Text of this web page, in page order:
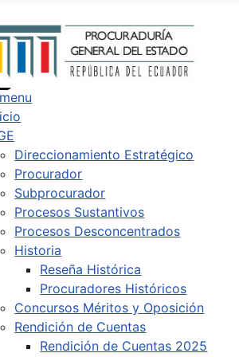
2 or more characters for results.
Direccionamiento Estratégico
Procurador
Subprocurador
Procesos Sustantivos
Procesos Desconcentrados
Historia
Reseña Histórica
Procuradores Históricos
Concursos Méritos y Oposición
Rendición de Cuentas
Rendición de Cuentas 2025